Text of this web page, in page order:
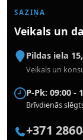
SAZIŅA
Veikals un
Pildas iela 15,
Veikals un
P-Pk: 09:00 -
Brīvdienās
+371